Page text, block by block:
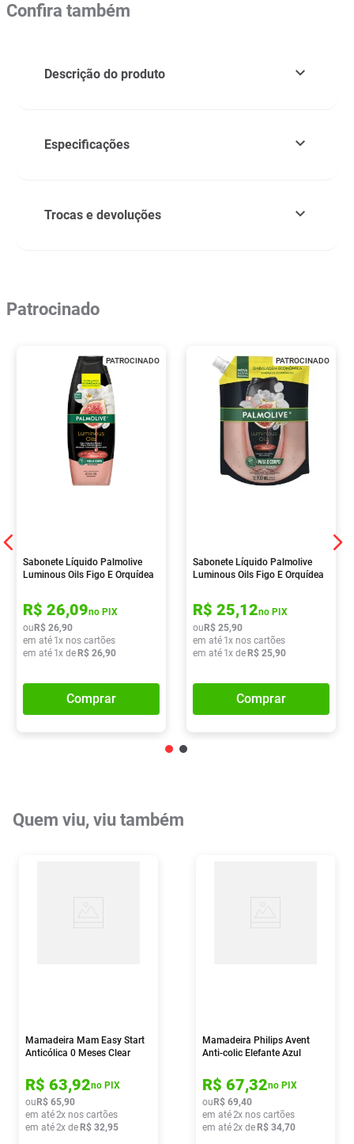
Confira também
Descrição do produto
Especificações
Trocas e devoluções
Patrocinado
PATROCINADO
Sabonete Líquido Palmolive
Luminous Oils Figo E Orquídea
R$ 26,09no PIX
ou R$ 26,90
em até 1x nos cartões
em até 1x de R$ 26,90
Comprar
PATROCINADO
Sabonete Líquido Palmolive
Luminous Oils Figo E Orquídea
R$ 25,12no PIX
ou R$ 25,90
em até 1x nos cartões
em até 1x de R$ 25,90
Comprar
Quem viu, viu também
Mamadeira Mam Easy Start
Anticólica 0 Meses Clear
R$ 63,92no PIX
ou R$ 65,90
em até2x nos cartões
em até2x de R$ 32,95
Mamadeira Philips Avent
Anti-colic Elefante Azul
R$ 67,32no PIX
ou R$ 69,40
em até2x nos cartões
em até2x de R$ 34,70